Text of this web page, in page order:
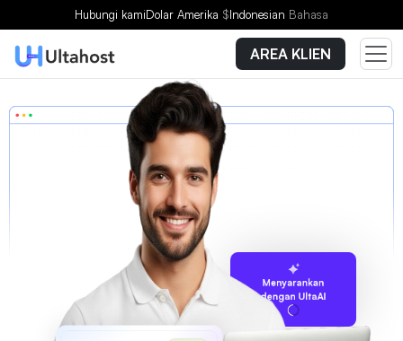
Hubungi kamiDolar Amerika $Indonesian Bahasa
AREA KLIEN
Menyarankan
dengan UltaAI